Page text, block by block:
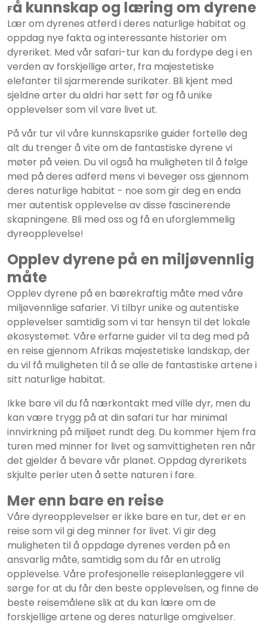
Få kunnskap og læring om dyrene
Lær om dyrenes atferd i deres naturlige habitat og
oppdag nye fakta og interessante historier om
dyreriket. Med vår safari-tur kan du fordype deg i en
verden av forskjellige arter, fra majestetiske
elefanter til sjarmerende surikater. Bli kjent med
sjeldne arter du aldri har sett før og få unike
opplevelser som vil vare livet ut.
På vår tur vil våre kunnskapsrike guider fortelle deg
alt du trenger å vite om de fantastiske dyrene vi
møter på veien. Du vil også ha muligheten til å følge
med på deres adferd mens vi beveger oss gjennom
deres naturlige habitat - noe som gir deg en enda
mer autentisk opplevelse av disse fascinerende
skapningene. Bli med oss og få en uforglemmelig
dyreopplevelse!
Opplev dyrene på en miljøvennlig
måte
Opplev dyrene på en bærekraftig måte med våre
miljøvennlige safarier. Vi tilbyr unike og autentiske
opplevelser samtidig som vi tar hensyn til det lokale
økosystemet. Våre erfarne guider vil ta deg med på
en reise gjennom Afrikas majestetiske landskap, der
du vil få muligheten til å se alle de fantastiske artene i
sitt naturlige habitat.
Ikke bare vil du få nærkontakt med ville dyr, men du
kan være trygg på at din safari tur har minimal
innvirkning på miljøet rundt deg. Du kommer hjem fra
turen med minner for livet og samvittigheten ren når
det gjelder å bevare vår planet. Oppdag dyrerikets
skjulte perler uten å sette naturen i fare.
Mer enn bare en reise
Våre dyreopplevelser er ikke bare en tur, det er en
reise som vil gi deg minner for livet. Vi gir deg
muligheten til å oppdage dyrenes verden på en
ansvarlig måte, samtidig som du får en utrolig
opplevelse. Våre profesjonelle reiseplanleggere vil
sørge for at du får den beste opplevelsen, og finne de
beste reisemålene slik at du kan lære om de
forskjellige artene og deres naturlige omgivelser.